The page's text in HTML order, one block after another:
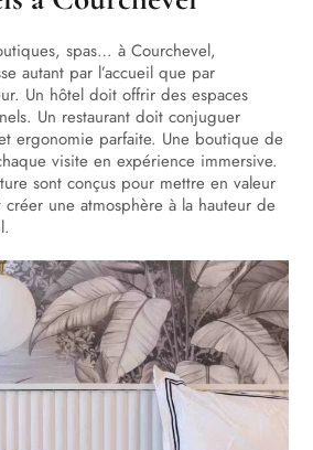
spas… à Courchevel,
autant par l’accueil que par
Un hôtel doit offrir des espaces
Un restaurant doit conjuguer
ergonomie parfaite. Une boutique de
visite en expérience immersive.
sont conçus pour mettre en valeur
une atmosphère à la hauteur de